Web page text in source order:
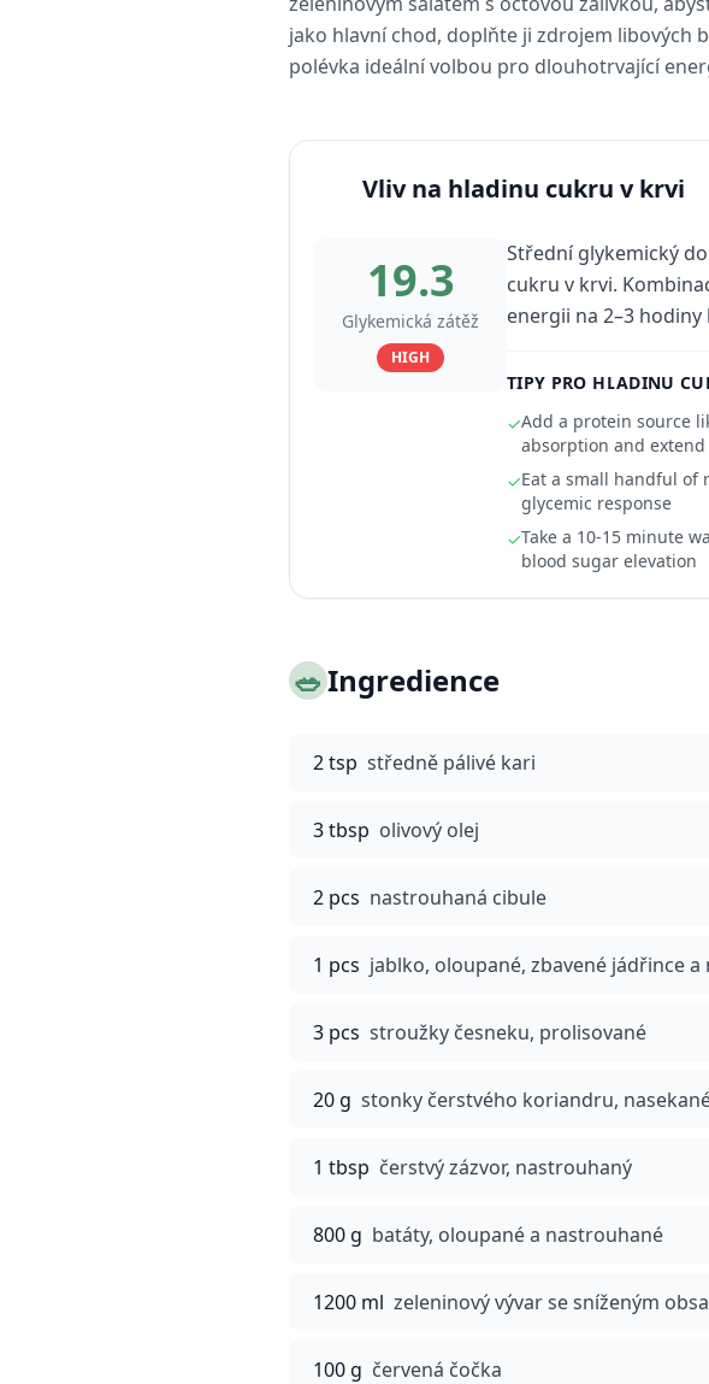
jako hlavní chod, doplňte ji zdrojem libových
polévka ideální volbou pro dlouhotrvající
Vliv na hladinu cukru v krvi
19.3
Glykemická zátěž
HIGH
Střední glykemický
cukru v krvi.
energii na 2–3
TIPY PRO HLADINU
✓Add a protein source
absorption and
✓Eat a small handful of
glycemic response
✓Take a 10-15 minute
blood sugar elevation
🥗Ingredience
2 tsp středně pálivé kari
3 tbsp olivový olej
2 pcs nastrouhaná cibule
1 pcs jablko, oloupané, zbavené jádřince
3 pcs stroužky česneku, prolisované
20 g stonky čerstvého koriandru,
1 tbsp čerstvý zázvor, nastrouhaný
800 g batáty, oloupané a nastrouhané
1200 ml zeleninový vývar se sníženým
100 g červená čočka